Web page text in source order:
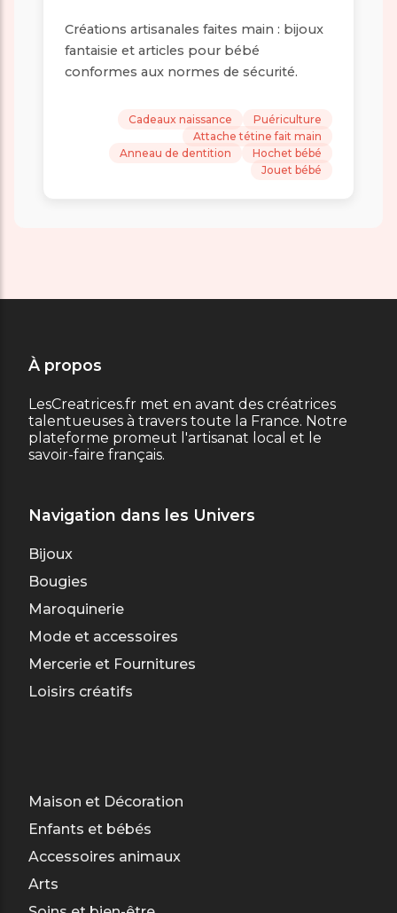
Créations artisanales faites main : bijoux
fantaisie et articles pour bébé
conformes aux normes de sécurité.
Cadeaux naissance
Puériculture
Attache tétine fait main
Anneau de dentition
Hochet bébé
Jouet bébé
À propos
LesCreatrices.fr met en avant des créatrices
talentueuses à travers toute la France. Notre
plateforme promeut l'artisanat local et le
savoir-faire français.
Navigation dans les Univers
Bijoux
Bougies
Maroquinerie
Mode et accessoires
Mercerie et Fournitures
Loisirs créatifs
Maison et Décoration
Enfants et bébés
Accessoires animaux
Arts